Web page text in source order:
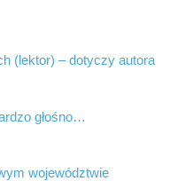
(lektor) – dotyczy autora
głośno…
województwie